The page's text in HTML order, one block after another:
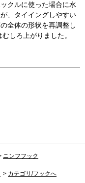
クルに使った場合に水
、タイイングしやすい
全体の形状を再調整し
しろ上がりました。
ニンフフック
> カテゴリ/フックへ